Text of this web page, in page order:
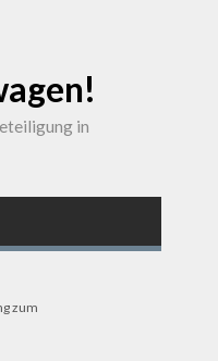
in
zum